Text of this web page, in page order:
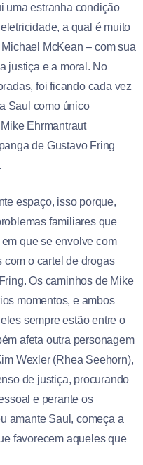
uma estranha condição
a qual é muito
McKean – com sua
justiça e a moral. No
foi ficando cada vez
Saul como único
Ehrmantraut
de Gustavo Fring
espaço, isso porque,
familiares que
que se envolve com
o cartel de drogas
Os caminhos de Mike
momentos, e ambos
sempre estão entre o
afeta outra personagem
Wexler (Rhea Seehorn),
de justiça, procurando
e perante os
amante Saul, começa a
favorecem aqueles que